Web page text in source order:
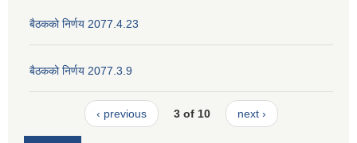
बैठकको निर्णय 2077.4.23
बैठकको निर्णय 2077.3.9
‹ previous 3 of 10 next ›